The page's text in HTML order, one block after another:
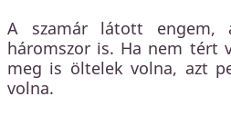
A szamár látott
háromszor is. Ha nem tért
meg is öltelek volna, azt
volna.